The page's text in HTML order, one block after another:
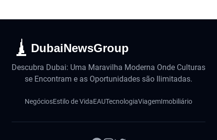
DubaiNewsGroup
Descubra Dubai: Uma Maravilha Moderna Onde Culturas
se Encontram e as Oportunidades são Ilimitadas.
NegóciosEstilo de VidaEAUTecnologiaViagemImobiliário